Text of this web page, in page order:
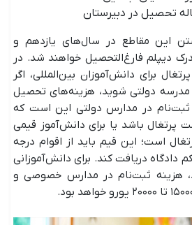
این مقاطع در سال‌های یازدهم و
دیپلم فارغ‌التحصیل خواهند شد. در
برای دانش‌آموزان بین‌المللی، اگر
دولتی شوید، هزینه‌‌های تحصیل
ثبت‌نام در مدارس دولتی این است که
پرتغال باشد یا برای دانش‌آموز قیمی
است؛ این قیم باید از اقوام درجه
دریافت کند. برای دانش‌آموزانی
هزینه ثبت‌نام در مدارس خصوصی و